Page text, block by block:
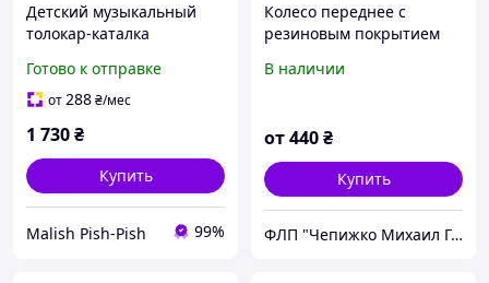
Детский музыкальный
толокар-каталка
колесах с резиновым
покрытием [белый]
Готово к отправке
от288₴/мес
1 730₴
Купить
Malish Pish-Pish 99%
Колесо переднее с
резиновым покрытием
в сборе с подшипником
В наличии
от440₴
Купить
ФЛП "Чепижко Михаил Григорьевич"